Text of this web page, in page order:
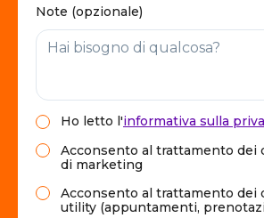
Note (opzionale)
Ho letto l'informativa sulla
Acconsento al trattamento dei
di marketing
Acconsento al trattamento dei
utility (appuntamenti,